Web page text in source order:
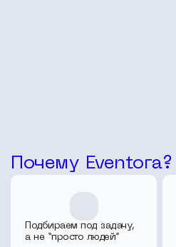
Почему Eventora?
Подбираем под задачу,
а не “просто людей”